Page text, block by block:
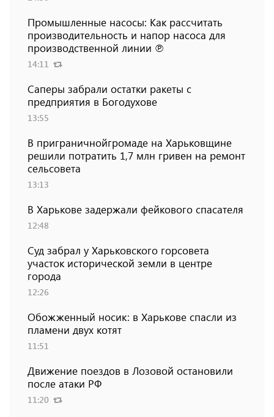
Промышленные насосы: Как рассчитать
производительность и напор насоса для
производственной линии ℗
14:11
Саперы забрали остатки ракеты с
предприятия в Богодухове
13:55
В приграничнойгромаде на Харьковщине
решили потратить 1,7 млн ​​гривен на ремонт
сельсовета
13:13
В Харькове задержали фейкового спасателя
12:48
Суд забрал у Харьковского горсовета
участок исторической земли в центре
города
12:26
Обожженный носик: в Харькове спасли из
пламени двух котят
11:51
Движение поездов в Лозовой остановили
после атаки РФ
11:20